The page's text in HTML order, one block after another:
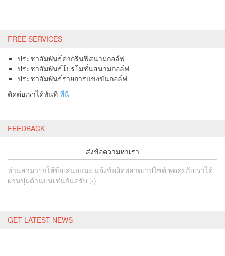
FREE SERVICES
ประชาสัมพันธ์ค่ากรีนฟีสนามกอล์ฟ
ประชาสัมพันธ์โปรโมชั่นสนามกอล์ฟ
ประชาสัมพันธ์รายการแข่งขันกอล์ฟ
ติดต่อเราได้ทันที ที่นี่
FEEDBACK
ส่งข้อความหาเรา
ท่านสามารถให้ข้อเสนอแนะ แจ้งข้อผิดพลาดเวปไซต์ พูดคุยกับเราได้
ผ่านปุ่มด้านบนเช่นกันครับ ;-)
GET LATEST NEWS